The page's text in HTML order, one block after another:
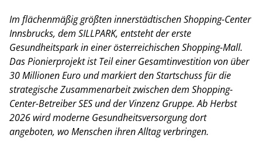
Im flächenmäßig größten innerstädtischen Shopping-Center
Innsbrucks, dem SILLPARK, entsteht der erste
Gesundheitspark in einer österreichischen Shopping-Mall.
Das Pionierprojekt ist Teil einer Gesamtinvestition von über
30 Millionen Euro und markiert den Startschuss für die
strategische Zusammenarbeit zwischen dem Shopping-
Center-Betreiber SES und der Vinzenz Gruppe. Ab Herbst
2026 wird moderne Gesundheitsversorgung dort
angeboten, wo Menschen ihren Alltag verbringen.